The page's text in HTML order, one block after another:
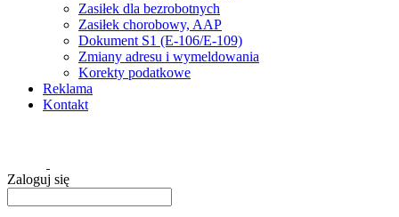
Zasiłek dla bezrobotnych
Zasiłek chorobowy, AAP
Dokument S1 (E-106/E-109)
Zmiany adresu i wymeldowania
Korekty podatkowe
Reklama
Kontakt
Zaloguj się